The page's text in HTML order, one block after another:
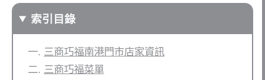
索引目錄
三商巧福南港門市店家資訊
三商巧福菜單